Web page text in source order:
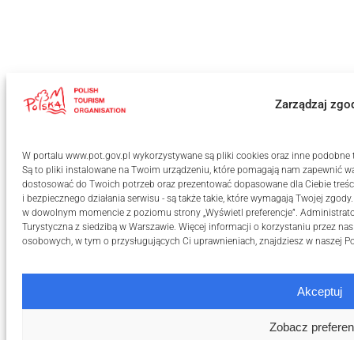
Zarządzaj
W portalu www.pot.gov.pl wykorzystywane są pliki cookies oraz inne
Są to pliki instalowane na Twoim urządzeniu, które pomagają nam zapewnić
dostosować do Twoich potrzeb oraz prezentować dopasowane dla Ciebie
i bezpiecznego działania serwisu - są także takie, które wymagają Twojej
w dowolnym momencie z poziomu strony „Wyświetl preferencje”.
Turystyczna z siedzibą w Warszawie. Więcej informacji o korzystaniu przez
osobowych, w tym o przysługujących Ci uprawnieniach, znajdziesz w naszej
Akceptuj
Zobacz